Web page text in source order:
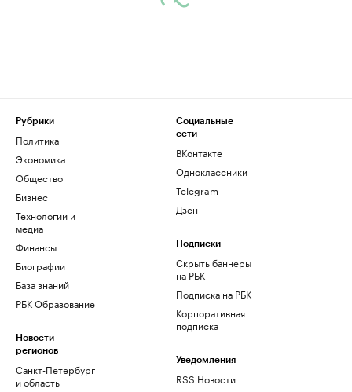
Рубрики
Политика
Экономика
Общество
Бизнес
Технологии и
медиа
Финансы
Биографии
База знаний
РБК Образование
Новости
регионов
Санкт-Петербург
и область
Социальные
сети
ВКонтакте
Одноклассники
Telegram
Дзен
Подписки
Скрыть баннеры
на РБК
Подписка на РБК
Корпоративная
подписка
Уведомления
RSS Новости